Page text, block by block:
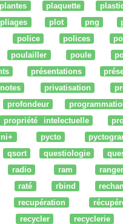
plantes plaquette
pliages plot png
police polices
poulailler poule
présentations
privatisation
profondeur
propriété intelectuelle
pycto
qsort questiologie
radio ram
raté rbind
recupération
recycler recyclerie